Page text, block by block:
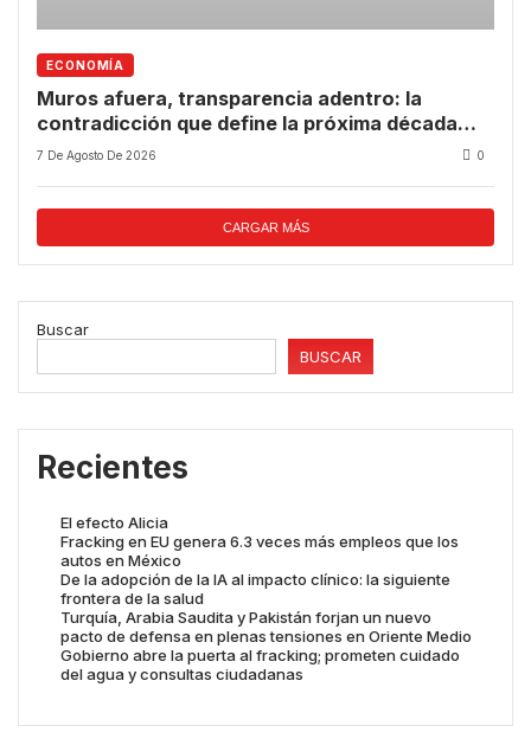
ECONOMÍA
Muros afuera, transparencia adentro: la
contradicción que define la próxima década
tecnológica
7 De Agosto De 2026 0
CARGAR MÁS
Buscar
BUSCAR
Recientes
El efecto Alicia
Fracking en EU genera 6.3 veces más empleos que los
autos en México
De la adopción de la IA al impacto clínico: la siguiente
frontera de la salud
Turquía, Arabia Saudita y Pakistán forjan un nuevo
pacto de defensa en plenas tensiones en Oriente Medio
Gobierno abre la puerta al fracking; prometen cuidado
del agua y consultas ciudadanas